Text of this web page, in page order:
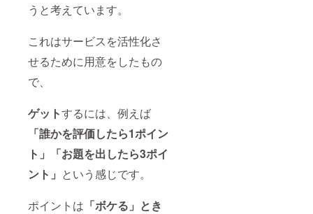
うと考えています。
これはサービスを活性化さ
せるために用意をしたもの
で、
ゲットするには、例えば
「誰かを評価したら1ポイン
ト」「お題を出したら3ポイ
ント」 という感じです。
ポイントは 「ボケる」とき